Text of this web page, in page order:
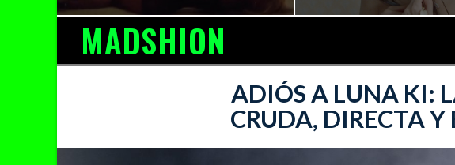
MADSHION
ADIÓS A LUNA KI:
CRUDA, DIRECTA